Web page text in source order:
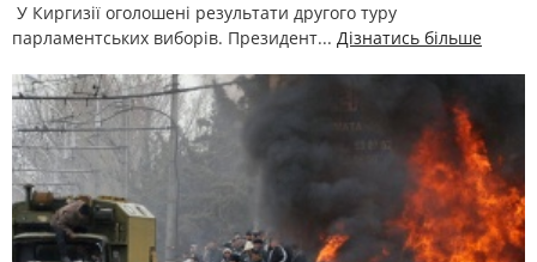
У Киргизії оголошені результати другого туру
парламентських виборів. Президент... Дізнатись більше